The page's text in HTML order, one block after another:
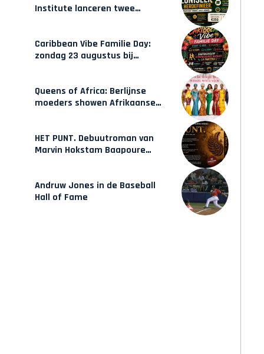
Institute lanceren twee
Caribbean Vibe Familie Day:
zondag 23 augustus bij
Queens of Africa: Berlijnse
moeders showen Afrikaanse
HET PUNT. Debuutroman van
Marvin Hokstam Baapoure
Andruw Jones in de Baseball
Hall of Fame